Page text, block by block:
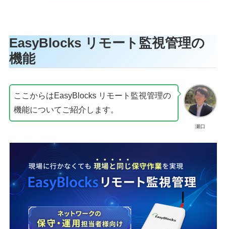
EasyBlocks リモート監視管理の
機能
瀬口
ここからはEasyBlocks リモート監視管理の
機能についてご紹介します。